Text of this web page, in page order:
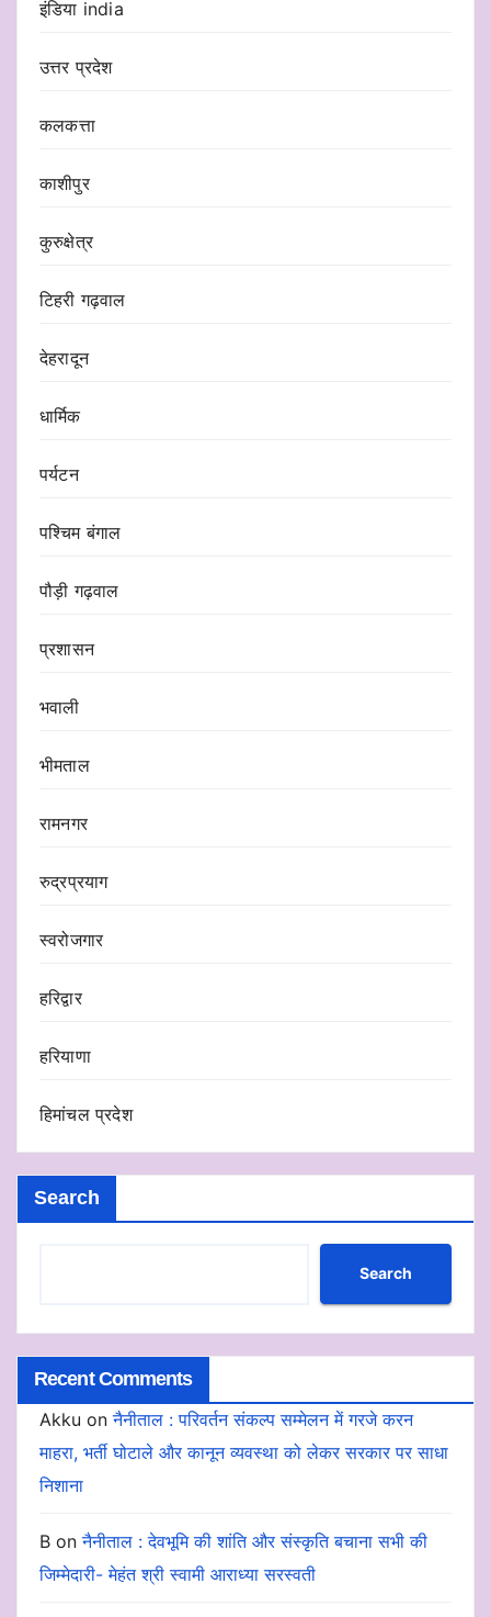
इंडिया india
उत्तर प्रदेश
कलकत्ता
काशीपुर
कुरुक्षेत्र
टिहरी गढ़वाल
देहरादून
धार्मिक
पर्यटन
पश्चिम बंगाल
पौड़ी गढ़वाल
प्रशासन
भवाली
भीमताल
रामनगर
रुद्रप्रयाग
स्वरोजगार
हरिद्वार
हरियाणा
हिमांचल प्रदेश
Search
Search
Recent Comments
Akku onनैनीताल : परिवर्तन संकल्प सम्मेलन में गरजे करन
माहरा, भर्ती घोटाले और कानून व्यवस्था को लेकर सरकार पर साधा
निशाना
B onनैनीताल : देवभूमि की शांति और संस्कृति बचाना सभी की
जिम्मेदारी- मेहंत श्री स्वामी आराध्या सरस्वती